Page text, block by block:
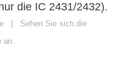
die IC 2431/2432).
Sehen Sie sich die
an